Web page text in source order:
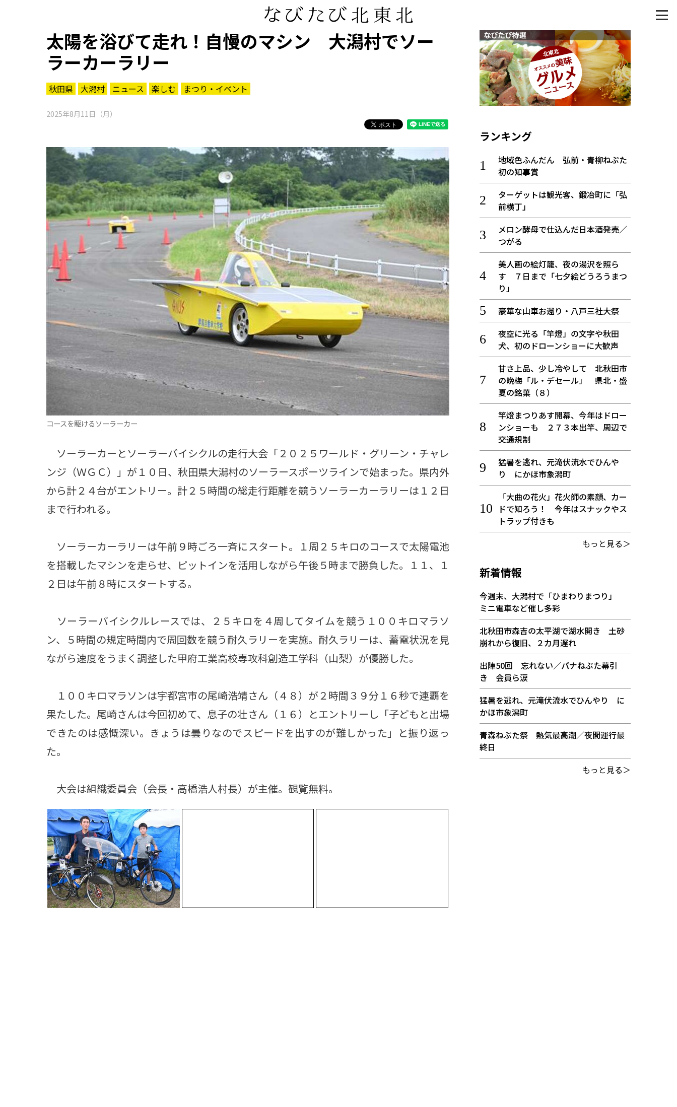
太陽を浴びて走れ！自慢のマシン 大潟村でソー
ラーカーラリー
秋田県 大潟村 ニュース 楽しむ まつり・イベント
2025年8月11日（月）
コースを駆けるソーラーカー
ソーラーカーとソーラーバイシクルの走行大会「２０２５ワールド・グリーン・チャレ
ンジ（ＷＧＣ）」が１０日、秋田県大潟村のソーラースポーツラインで始まった。県内外
から計２４台がエントリー。計２５時間の総走行距離を競うソーラーカーラリーは１２日
まで行われる。
ソーラーカーラリーは午前９時ごろ一斉にスタート。１周２５キロのコースで太陽電池
を搭載したマシンを走らせ、ピットインを活用しながら午後５時まで勝負した。１１、１
２日は午前８時にスタートする。
ソーラーバイシクルレースでは、２５キロを４周してタイムを競う１００キロマラソ
ン、５時間の規定時間内で周回数を競う耐久ラリーを実施。耐久ラリーは、蓄電状況を見
ながら速度をうまく調整した甲府工業高校専攻科創造工学科（山梨）が優勝した。
１００キロマラソンは宇都宮市の尾崎浩靖さん（４８）が２時間３９分１６秒で連覇を
果たした。尾崎さんは今回初めて、息子の壮さん（１６）とエントリーし「子どもと出場
できたのは感慨深い。きょうは曇りなのでスピードを出すのが難しかった」と振り返っ
た。
大会は組織委員会（会長・高橋浩人村長）が主催。観覧無料。
ランキング
地域色ふんだん 弘前・青柳ねぷた
初の知事賞
ターゲットは観光客、鍛冶町に「弘
前横丁」
メロン酵母で仕込んだ日本酒発売／
つがる
美人画の絵灯籠、夜の湯沢を照ら
す ７日まで「七夕絵どうろうまつ
り」
豪華な山車お還り・八戸三社大祭
夜空に光る「竿燈」の文字や秋田
犬、初のドローンショーに大歓声
甘さ上品、少し冷やして 北秋田市
の晩梅「ル・デセール」 県北・盛
夏の銘菓（８）
竿燈まつりあす開幕、今年はドロー
ンショーも ２７３本出竿、周辺で
交通規制
猛暑を逃れ、元滝伏流水でひんや
り にかほ市象潟町
「大曲の花火」花火師の素顔、カー
ドで知ろう！ 今年はスナックやス
トラップ付きも
もっと見る＞
新着情報
今週末、大潟村で「ひまわりまつり」
ミニ電車など催し多彩
北秋田市森吉の太平湖で湖水開き 土砂
崩れから復旧、２カ月遅れ
出陣50回 忘れない／パナねぶた幕引
き 会員ら涙
猛暑を逃れ、元滝伏流水でひんやり に
かほ市象潟町
青森ねぶた祭 熱気最高潮／夜間運行最
終日
もっと見る＞
パワースポット
まつり・イベント
おみやげ・特産
アウトドア・レジャー
ご当地グルメ